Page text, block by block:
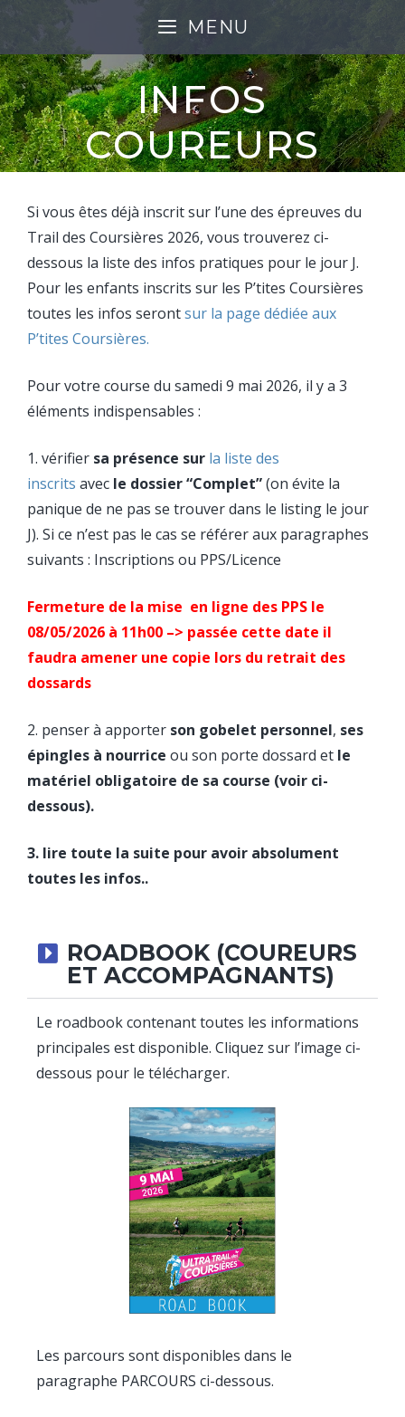
MENU
INFOS
COUREURS
Si vous êtes déjà inscrit sur l’une des épreuves du
Trail des Coursières 2026, vous trouverez ci-
dessous la liste des infos pratiques pour le jour J.
Pour les enfants inscrits sur les P’tites Coursières
toutes les infos serontsur la page dédiée aux
P’tites Coursières.
Pour votre course du samedi 9 mai 2026, il y a 3
éléments indispensables :
1. vérifier sa présence sur la liste des
inscrits avec le dossier “Complet”(on évite la
panique de ne pas se trouver dans le listing le jour
J). Si ce n’est pas le cas se référer aux paragraphes
suivants : Inscriptions ou PPS/Licence
Fermeture de la mise en ligne des PPS le
08/05/2026 à 11h00 –> passée cette date il
faudra amener une copie lors du retrait des
dossards
2. penser à apporter son gobelet personnel, ses
épingles à nourrice ou son porte dossard et le
matériel obligatoire de sa course (voir ci-
dessous).
3. lire toute la suite pour avoir absolument
toutes les infos..
ROADBOOK (COUREURS
ET ACCOMPAGNANTS)
Le roadbook contenant toutes les informations
principales est disponible. Cliquez sur l’image ci-
dessous pour le télécharger.
Les parcours sont disponibles dans le
paragraphe PARCOURS ci-dessous.